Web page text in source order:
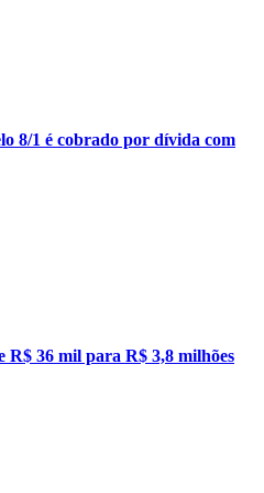
8/1 é cobrado por dívida com
R$ 36 mil para R$ 3,8 milhões